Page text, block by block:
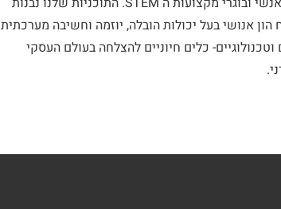
אנושי בעל יכולות הובלה, יוזמה וחשיבה מערכתית
כלים חיוניים להצלחה בעולם העסקי